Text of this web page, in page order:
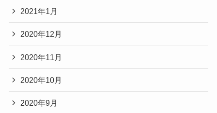
2021年1月
2020年12月
2020年11月
2020年10月
2020年9月